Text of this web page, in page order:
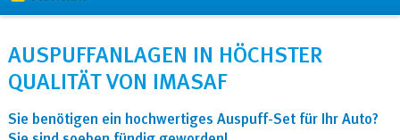
AUSPUFFANLAGEN IN HÖCHSTER
QUALITÄT VON IMASAF
Sie benötigen ein hochwertiges Auspuff-Set für Ihr Auto?